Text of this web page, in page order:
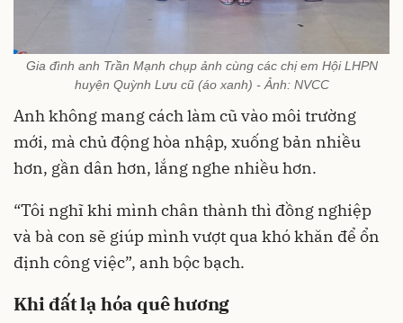
Gia đình anh Trần Mạnh chụp ảnh cùng các chị em Hội LHPN
huyện Quỳnh Lưu cũ (áo xanh) - Ảnh: NVCC
Anh không mang cách làm cũ vào môi trường
mới, mà chủ động hòa nhập, xuống bản nhiều
hơn, gần dân hơn, lắng nghe nhiều hơn.
“Tôi nghĩ khi mình chân thành thì đồng nghiệp
và bà con sẽ giúp mình vượt qua khó khăn để ổn
định công việc”, anh bộc bạch.
Khi đất lạ hóa quê hương